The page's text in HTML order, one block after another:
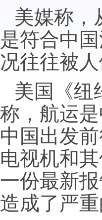
美媒称，
是符合中
况往往被人
美国《纽
称，航运
中国出发
电视机和
一份最新
造成了严